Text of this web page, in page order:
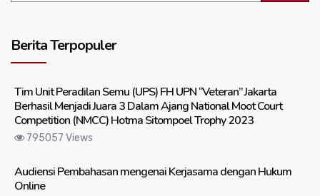
Berita Terpopuler
Tim Unit Peradilan Semu (UPS) FH UPN “Veteran” Jakarta
Berhasil Menjadi Juara 3 Dalam Ajang National Moot Court
Competition (NMCC) Hotma Sitompoel Trophy 2023
795057 Views
Audiensi Pembahasan mengenai Kerjasama dengan Hukum
Online